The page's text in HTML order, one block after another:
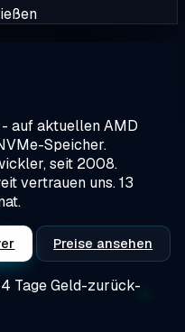
auf aktuellen AMD
Speicher.
, seit 2008.
vertrauen uns. 13
Preise ansehen
Tage Geld-zurück-